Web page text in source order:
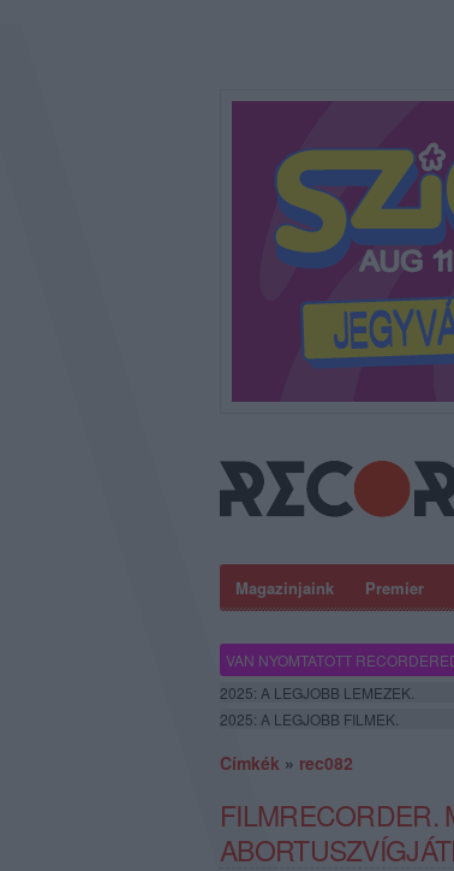
Magazinjaink Premier
VAN NYOMTATOTT
2025: A LEGJOBB LEMEZEK.
2025: A LEGJOBB FILMEK.
Címkék » rec082
FILMRECORDER.